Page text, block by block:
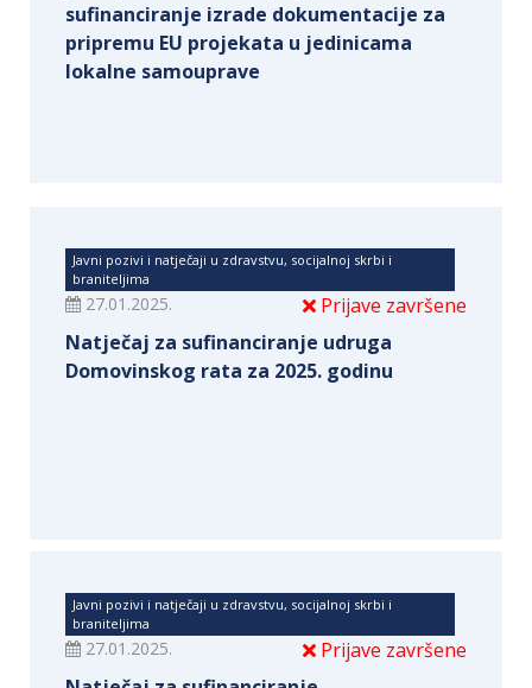
sufinanciranje izrade dokumentacije za
pripremu EU projekata u jedinicama
lokalne samouprave
Javni pozivi i natječaji u zdravstvu, socijalnoj skrbi i
braniteljima
Prijave završene
27.01.2025.
Natječaj za sufinanciranje udruga
Domovinskog rata za 2025. godinu
Javni pozivi i natječaji u zdravstvu, socijalnoj skrbi i
braniteljima
Prijave završene
27.01.2025.